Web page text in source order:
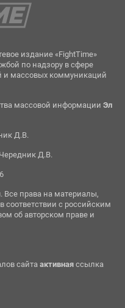
издание «FightTime»
по надзору в сфере
и массовых коммуникаций
массовой информации Эл
Д.В.
Д.В.
Все права на материалы,
с российским
об авторском праве и
сайтаактивнаяссылка